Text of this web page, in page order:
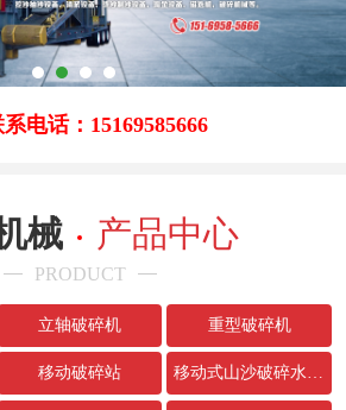
电话：15169585666
械 产品中心
PRODUCT
立轴破碎机 重型破碎机
移动破碎站 移动式山沙破碎水洗设备